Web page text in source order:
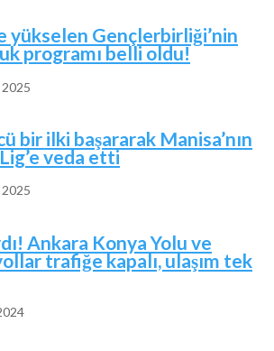
yükselen Gençlerbirliği’nin
programı belli oldu!
2025
bir ilki başararak Manisa’nın
veda etti
2025
Ankara Konya Yolu ve
trafiğe kapalı, ulaşım tek